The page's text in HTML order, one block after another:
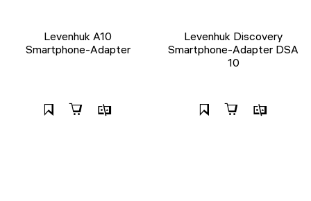
Levenhuk A10
Smartphone-Adapter
Levenhuk Discovery
Smartphone-Adapter DSA
10